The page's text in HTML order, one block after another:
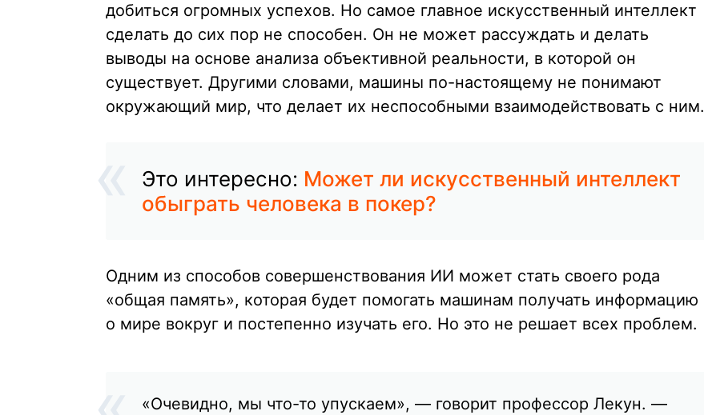
добиться огромных успехов. Но самое главное искусственный интеллект
сделать до сих пор не способен. Он не может рассуждать и делать
выводы на основе анализа объективной реальности, в которой он
существует. Другими словами, машины по-настоящему не понимают
окружающий мир, что делает их неспособными взаимодействовать с ним.
Это интересно: Может ли искусственный интеллект
обыграть человека в покер?
Одним из способов совершенствования ИИ может стать своего рода
«общая память», которая будет помогать машинам получать информацию
о мире вокруг и постепенно изучать его. Но это не решает всех проблем.
«Очевидно, мы что-то упускаем», — говорит профессор Лекун. —